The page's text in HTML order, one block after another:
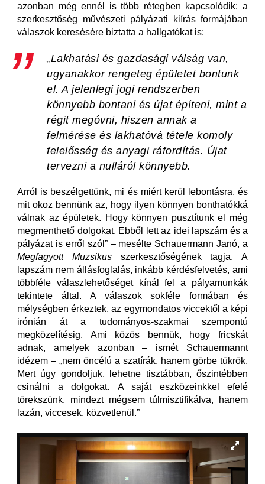
azonban még ennél is több rétegben kapcsolódik: a
szerkesztőség művészeti pályázati kiírás formájában
válaszok keresésére biztatta a hallgatókat is:
„Lakhatási és gazdasági válság van,
ugyanakkor rengeteg épületet bontunk
el. A jelenlegi jogi rendszerben
könnyebb bontani és újat építeni, mint a
régit megóvni, hiszen annak a
felmérése és lakhatóvá tétele komoly
felelősség és anyagi ráfordítás. Újat
tervezni a nulláról könnyebb.
Arról is beszélgettünk, mi és miért kerül lebontásra, és
mit okoz bennünk az, hogy ilyen könnyen bonthatókká
válnak az épületek. Hogy könnyen pusztítunk el még
megmenthető dolgokat. Ebből lett az idei lapszám és a
pályázat is erről szól” – mesélte Schauermann Janó, a
Megfagyott Muzsikusszerkesztőségének tagja. A
lapszám nem állásfoglalás, inkább kérdésfelvetés, ami
többféle válaszlehetőséget kínál fel a pályamunkák
tekintete által. A válaszok sokféle formában és
mélységben érkeztek, az egymondatos viccektől a képi
irónián át a tudományos-szakmai szempontú
megközelítésig. Ami közös bennük, hogy fricskát
adnak, amelyek azonban – ismét Schauermannt
idézem – „nem öncélú a szatírák, hanem görbe tükrök.
Mert úgy gondoljuk, lehetne tisztábban, őszintébben
csinálni a dolgokat. A saját eszközeinkkel efelé
törekszünk, mindezt mégsem túlmisztifikálva, hanem
lazán, viccesek, közvetlenül.”